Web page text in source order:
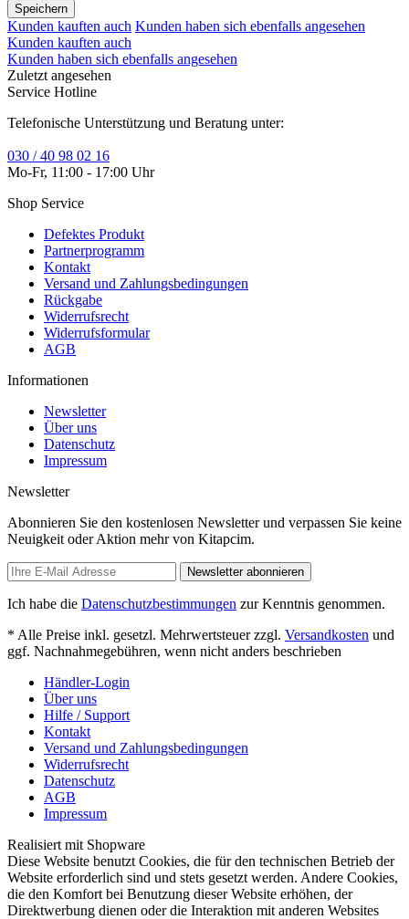
Speichern
Kunden kauften auch Kunden haben sich ebenfalls angesehen
Kunden kauften auch
Kunden haben sich ebenfalls angesehen
Zuletzt angesehen
Service Hotline
Telefonische Unterstützung und Beratung unter:
030 / 40 98 02 16
Mo-Fr, 11:00 - 17:00 Uhr
Shop Service
Defektes Produkt
Partnerprogramm
Kontakt
Versand und Zahlungsbedingungen
Rückgabe
Widerrufsrecht
Widerrufsformular
AGB
Informationen
Newsletter
Über uns
Datenschutz
Impressum
Newsletter
Abonnieren Sie den kostenlosen Newsletter und verpassen Sie keine
Neuigkeit oder Aktion mehr von Kitapcim.
Newsletter abonnieren
Ich habe die Datenschutzbestimmungen zur Kenntnis genommen.
* Alle Preise inkl. gesetzl. Mehrwertsteuer zzgl. Versandkosten und
ggf. Nachnahmegebühren, wenn nicht anders beschrieben
Händler-Login
Über uns
Hilfe / Support
Kontakt
Versand und Zahlungsbedingungen
Widerrufsrecht
Datenschutz
AGB
Impressum
Realisiert mit Shopware
Diese Website benutzt Cookies, die für den technischen Betrieb der
Website erforderlich sind und stets gesetzt werden. Andere Cookies,
die den Komfort bei Benutzung dieser Website erhöhen, der
Direktwerbung dienen oder die Interaktion mit anderen Websites